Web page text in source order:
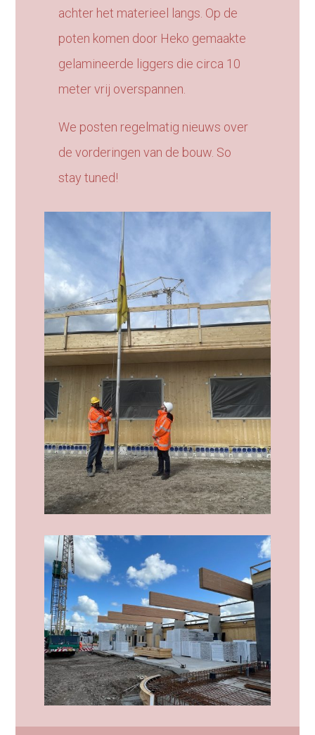
achter het materieel langs. Op de
poten komen door Heko gemaakte
gelamineerde liggers die circa 10
meter vrij overspannen.
We posten regelmatig nieuws over
de vorderingen van de bouw. So
stay tuned!